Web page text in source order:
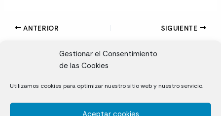
Gestionar el Consentimiento
de las Cookies
Utilizamos cookies para optimizar nuestro sitio web y nuestro servicio.
Aceptar cookies
ANTERIOR SIGUIENTE
Cáceres